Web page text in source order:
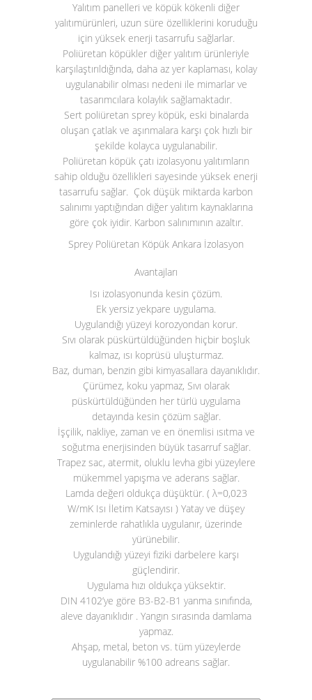
Yalıtım panelleri ve köpük kökenli diğer
yalıtımürünleri, uzun süre özelliklerini koruduğu
için yüksek enerji tasarrufu sağlarlar.
Poliüretan köpükler diğer yalıtım ürünleriyle
karşılaştırıldığında, daha az yer kaplaması, kolay
uygulanabilir olması nedeni ile mimarlar ve
tasarımcılara kolaylık sağlamaktadır.
Sert poliüretan sprey köpük, eski binalarda
oluşan çatlak ve aşınmalara karşı çok hızlı bir
şekilde kolayca uygulanabilir.
Poliüretan köpük çatı izolasyonu yalıtımların
sahip olduğu özellikleri sayesinde yüksek enerji
tasarrufu sağlar. Çok düşük miktarda karbon
salınımı yaptığından diğer yalıtım kaynaklarına
göre çok iyidir. Karbon salınımının azaltır.
Sprey Poliüretan Köpük Ankara İzolasyon
Avantajları
Isı izolasyonunda kesin çözüm.
Ek yersiz yekpare uygulama.
Uygulandığı yüzeyi korozyondan korur.
Sıvı olarak püskürtüldüğünden hiçbir boşluk
kalmaz, ısı koprüsü uluşturmaz.
Baz, duman, benzin gibi kimyasallara dayanıklıdır.
Çürümez, koku yapmaz, Sıvı olarak
püskürtüldüğünden her türlü uygulama
detayında kesin çözüm sağlar.
İşçilik, nakliye, zaman ve en önemlisi ısıtma ve
soğutma enerjisinden büyük tasarruf sağlar.
Trapez sac, atermit, oluklu levha gibi yüzeylere
mükemmel yapışma ve aderans sağlar.
Lamda değeri oldukça düşüktür. ( λ=0,023
W/mK Isı İletim Katsayısı ) Yatay ve düşey
zeminlerde rahatlıkla uygulanır, üzerinde
yürünebilir.
Uygulandığı yüzeyi fiziki darbelere karşı
güçlendirir.
Uygulama hızı oldukça yüksektir.
DIN 4102’ye göre B3-B2-B1 yanma sınıfında,
aleve dayanıklıdır . Yangın sırasında damlama
yapmaz.
Ahşap, metal, beton vs. tüm yüzeylerde
uygulanabilir %100 adreans sağlar.